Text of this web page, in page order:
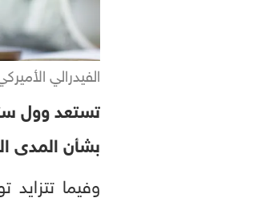
الفيدرالي
تستعد وول
بشأن المدى الذي
وفيما